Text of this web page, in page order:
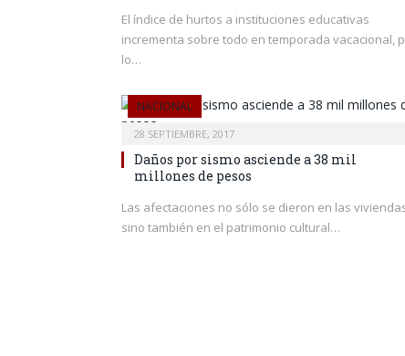
El índice de hurtos a instituciones educativas
incrementa sobre todo en temporada vacacional,
lo…
NACIONAL
28 SEPTIEMBRE, 2017
Daños por sismo asciende a 38 mil
millones de pesos
Las afectaciones no sólo se dieron en las
sino también en el patrimonio cultural…